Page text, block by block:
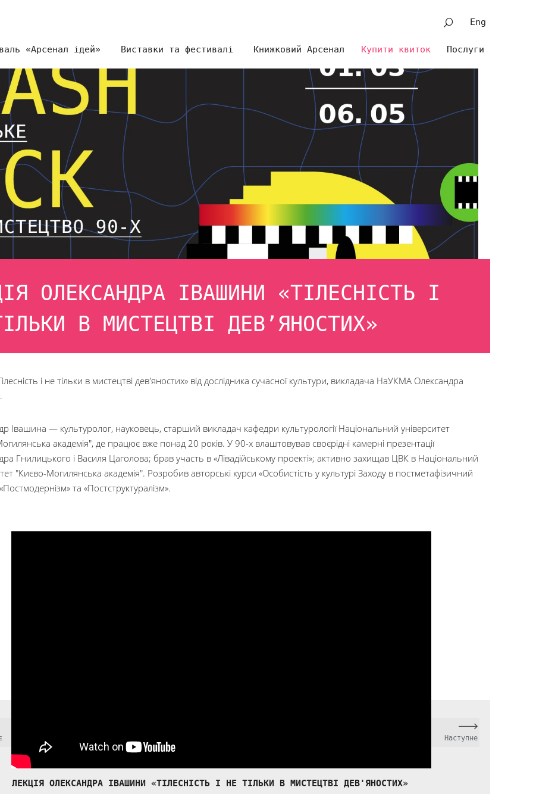
Eng
«Арсенал ідей» Виставки та фестивалі Книжковий Арсенал Послуги
Купити квиток
ОЛЕКСАНДРА ІВАШИНИ «ТІЛЕСНІСТЬ І
В МИСТЕЦТВІ ДЕВ’ЯНОСТИХ»
і не тільки в мистецтві дев'яностих» від дослідника сучасної культури, викладача НаУКМА Олександра
Івашина — культуролог, науковець, старший викладач кафедри культурології Національний університет
академія", де працює вже понад 20 років. У 90-х влаштовував своєрідні камерні презентації
Гнилицького і Василя Цаголова; брав участь в «Лівадійському проекті»; активно захищав ЦВК в Національний
"Києво-Могилянська академія". Розробив авторські курси «Особистість у культурі Заходу в постметафізичний
та «Постструктуралізм».
Наступне
ЛЕКЦІЯ ОЛЕКСАНДРА ІВАШИНИ «ТІЛЕСНІСТЬ І НЕ ТІЛЬКИ В МИСТЕЦТВІ ДЕВ'ЯНОСТИХ»